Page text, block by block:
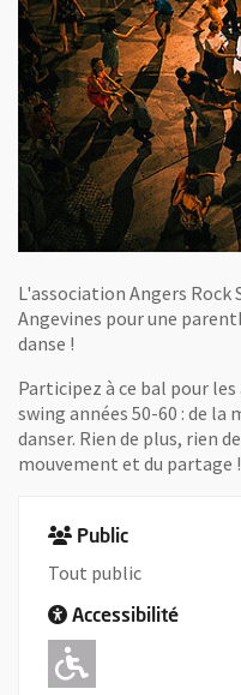
L'association Angers Rock
Angevines pour une
danse !
Participez à ce bal pour
swing années 50-60 : de la
danser. Rien de plus, rien
mouvement et du partage !
Public
Tout public
Accessibilité
Adapté